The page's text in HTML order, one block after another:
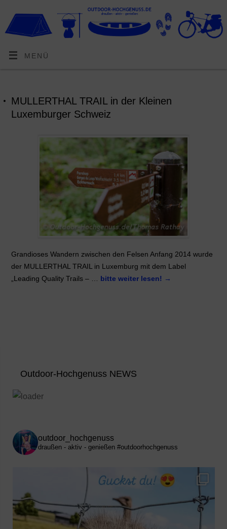
MENÜ
MULLERTHAL TRAIL in der Kleinen
Luxemburger Schweiz
Grandioses Wandern zwischen den Felsen Anfang 2014 wurde
der MULLERTHAL TRAIL in Luxemburg mit dem Label
„Leading Quality Trails – … bitte weiter lesen! →
Outdoor-Hochgenuss NEWS
outdoor_hochgenuss
draußen - aktiv - genießen #outdoorhochgenuss